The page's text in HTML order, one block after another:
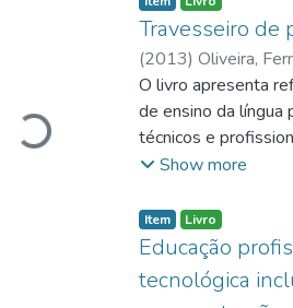
ensino de
IFB, abrangendo
educação
inclusão,
inovação,
agricultura, meio
e produção científica
Loading...
Travesseiro de
(2013) Oliveira,
de
O livro apresenta
de ensino da língua
técnicos e
escrita, gêneros
interdisciplinaridade,
ambiente de sala
experiências
autora, com foco
Show more
Item Livro
Educação
tecnológica